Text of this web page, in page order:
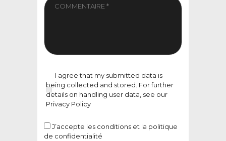
I agree that my submitted data is
being collected and stored. For further
details on handling user data, see our
Privacy Policy
J’accepte les conditions et la politique
de confidentialité